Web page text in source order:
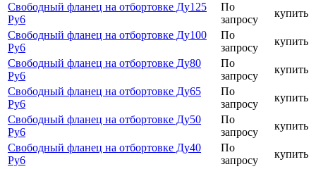
Свободный фланец на отбортовке Ду125
Ру6
По
запросу
купить
Свободный фланец на отбортовке Ду100
Ру6
По
запросу
купить
Свободный фланец на отбортовке Ду80
Ру6
По
запросу
купить
Свободный фланец на отбортовке Ду65
Ру6
По
запросу
купить
Свободный фланец на отбортовке Ду50
Ру6
По
запросу
купить
Свободный фланец на отбортовке Ду40
Ру6
По
запросу
купить